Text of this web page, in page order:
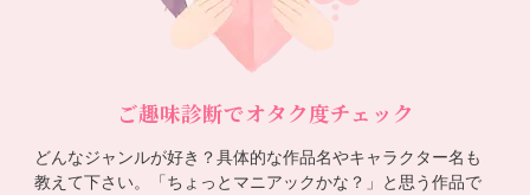
ご趣味診断でオタク度チェック
どんなジャンルが好き？具体的な作品名やキャラクター名も
教えて下さい。「ちょっとマニアックかな？」と思う作品で